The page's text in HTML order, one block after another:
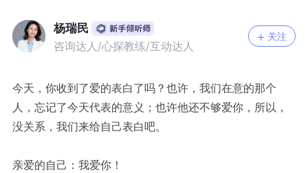
杨瑞民
咨询达人/心探教练/互动达人
关注
今天，你收到了爱的表白了吗？也许，我们在意的那个
人，忘记了今天代表的意义；也许他还不够爱你，所以，
没关系，我们来给自己表白吧。
亲爱的自己：我爱你！